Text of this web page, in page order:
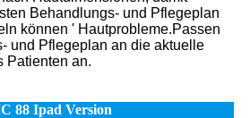
Behandlungs- und Pflegeplan
können ' Hautprobleme.Passen
und Pflegeplan an die aktuelle
Patienten an.
88 Ipad Version